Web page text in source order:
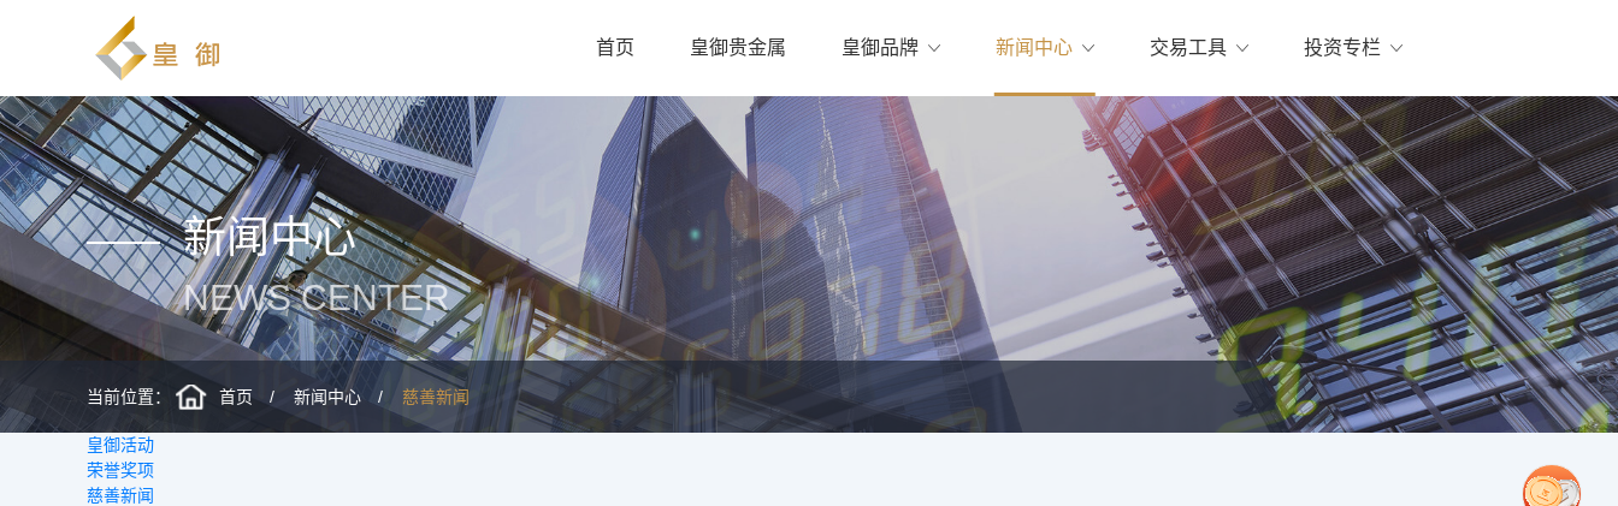
首页 皇御贵金属 皇御品牌 新闻中心 交易工具 投资专栏
新闻中心
NEWS CENTER
当前位置： 首页 新闻中心 慈善新闻
皇御活动
荣誉奖项
慈善新闻